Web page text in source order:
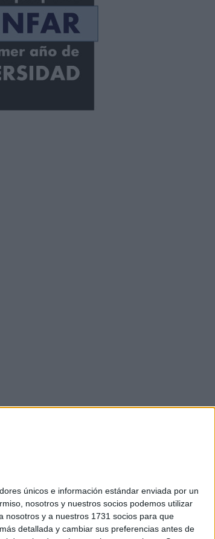
únicos e información estándar enviada por un
nosotros y nuestros socios podemos utilizar
nosotros y a nuestros 1731 socios para que
detallada y cambiar sus preferencias antes de